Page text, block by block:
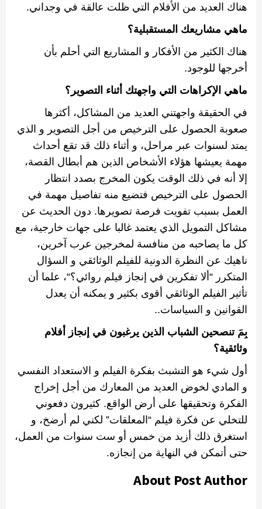
هناك العديد من الأفلام التي ظلت عالقة في وجداني.
ماهي مشاريعك المستقبلية؟
هناك الكثير من الأفكار و المشاريع التي أحلم بأن
أخرجها للوجود.
ماهي الإكراهات التي واجهتك أثناء التصوير؟
في الحقيقة واجهتني العديد من المشاكل، أكثرها
صعوبة الحصول على الترخيص من أجل التصوير و الذي
يمتد لسنوات عبر مراحل، و أثناء ذلك قد تقع أحداث
مهمة يعيشها هؤلاء الأشخاص الذين هم أبطال القصة،
إلا أنه في ذلك الوقت يكون المخرج بصدد انتظار
الحصول على الترخيص فتضيع منه تفاصيل مهمة في
العمل بسبب تفويت فرصة تصويرها. دون الحديث عن
مشاكل التمويل الذي يعتمد غالبا على جهات خارجية، مع
كل ما يصاحبه من منافسة لمخرجين عرب آخرين،
ناهيك عن النظرة الدونية للفيلم الوثائقي و السؤال
المتكرر “ألا تفكرين في إنجاز فيلم روائي؟“، علما أن
تأثير الفيلم الوثائقي أقوى بكثير و يمكنه أن يعدل
القوانين و السياسات..
بِمَ تنصحين الشباب الذين يرغبون في إنجاز أفلام
وثائقية؟
أول شيء هو التشبث بفكرة الفيلم و الاستعداد النفسي
و المادي لخوض العديد من المعارك من أجل إخراج
الفكرة وتحقيقها على أرض الواقع. كثيرون دفعوني
للتخلي عن فكرة فيلم “المعلقات” لكني لم أرضخ، و
استغرق ذلك أزيد من خمس أو ست سنوات من العمل،
حتى أتمكن في النهاية من إنجازه.
About Post Author